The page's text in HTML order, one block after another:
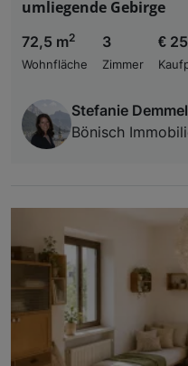
umliegende Gebirge
72,5 m2
Wohnfläche
3
Zimmer
€
Stefanie Demmel
Bönisch